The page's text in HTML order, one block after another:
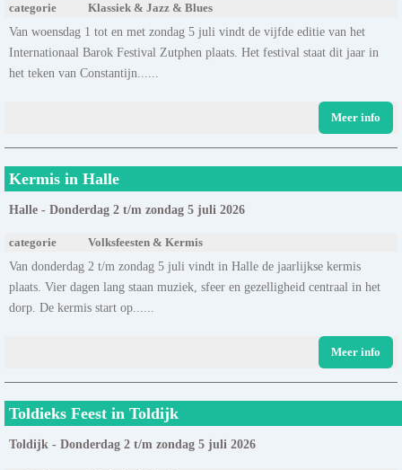
categorie Klassiek & Jazz & Blues
Van woensdag 1 tot en met zondag 5 juli vindt de vijfde editie van het
Internationaal Barok Festival Zutphen plaats. Het festival staat dit jaar in
het teken van Constantijn......
Meer info
Kermis in Halle
Halle - Donderdag 2 t/m zondag 5 juli 2026
categorie Volksfeesten & Kermis
Van donderdag 2 t/m zondag 5 juli vindt in Halle de jaarlijkse kermis
plaats. Vier dagen lang staan muziek, sfeer en gezelligheid centraal in het
dorp. De kermis start op......
Meer info
Toldieks Feest in Toldijk
Toldijk - Donderdag 2 t/m zondag 5 juli 2026